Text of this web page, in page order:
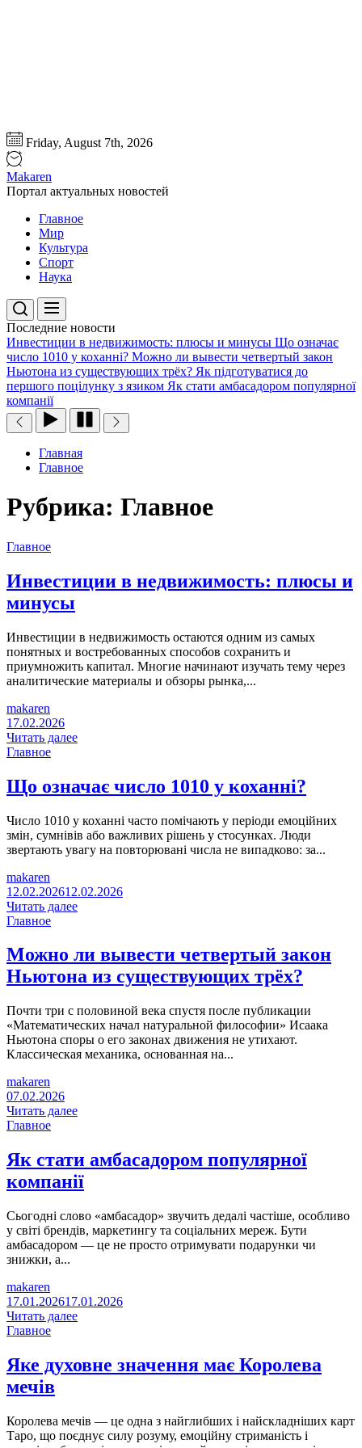
Перейти
к
содержимому
Friday, August 7th, 2026
Makaren
Портал актуальных новостей
Главное
Мир
Культура
Спорт
Наука
Последние новости
Инвестиции в недвижимость: плюсы и минусы Що означає
число 1010 у коханні? Можно ли вывести четвертый закон
Ньютона из существующих трёх? Як підготуватися до
першого поцілунку з язиком Як стати амбасадором популярної
компанії
Главная
Главное
Рубрика: Главное
Главное
Инвестиции в недвижимость: плюсы и
минусы
Инвестиции в недвижимость остаются одним из самых
понятных и востребованных способов сохранить и
приумножить капитал. Многие начинают изучать тему через
аналитические материалы и обзоры рынка,...
makaren
17.02.2026
Читать далее
Главное
Що означає число 1010 у коханні?
Число 1010 у коханні часто помічають у періоди емоційних
змін, сумнівів або важливих рішень у стосунках. Люди
звертають увагу на повторювані числа не випадково: за...
makaren
12.02.202612.02.2026
Читать далее
Главное
Можно ли вывести четвертый закон
Ньютона из существующих трёх?
Почти три с половиной века спустя после публикации
«Математических начал натуральной философии» Исаака
Ньютона споры о его законах движения не утихают.
Классическая механика, основанная на...
makaren
07.02.2026
Читать далее
Главное
Як стати амбасадором популярної
компанії
Сьогодні слово «амбасадор» звучить дедалі частіше, особливо
у світі брендів, маркетингу та соціальних мереж. Бути
амбасадором — це не просто отримувати подарунки чи
знижки, а...
makaren
17.01.202617.01.2026
Читать далее
Главное
Яке духовне значення має Королева
мечів
Королева мечів — це одна з найглибших і найскладніших карт
Таро, що поєднує силу розуму, емоційну стриманість і